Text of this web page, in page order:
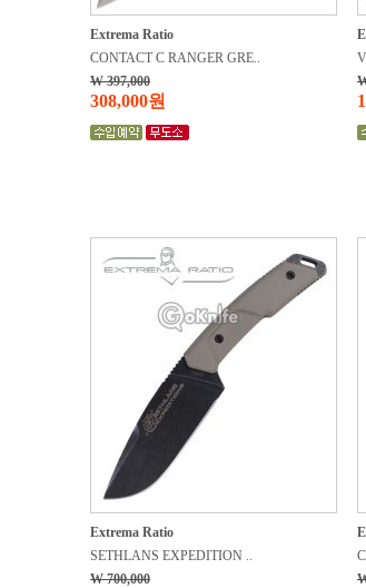
Extrema Ratio
CONTACT C RANGER GRE..
W 397,000
308,000원
Extrema Ratio
SETHLANS EXPEDITION ..
W 700,000